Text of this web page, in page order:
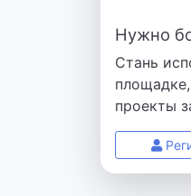
Нужно
Стань
проекты